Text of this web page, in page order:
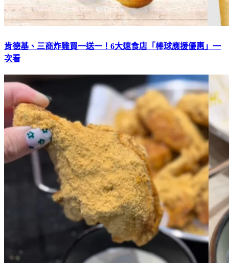
肯德基、三商炸雞買一送一！6大速食店「棒球應援優惠」一
次看